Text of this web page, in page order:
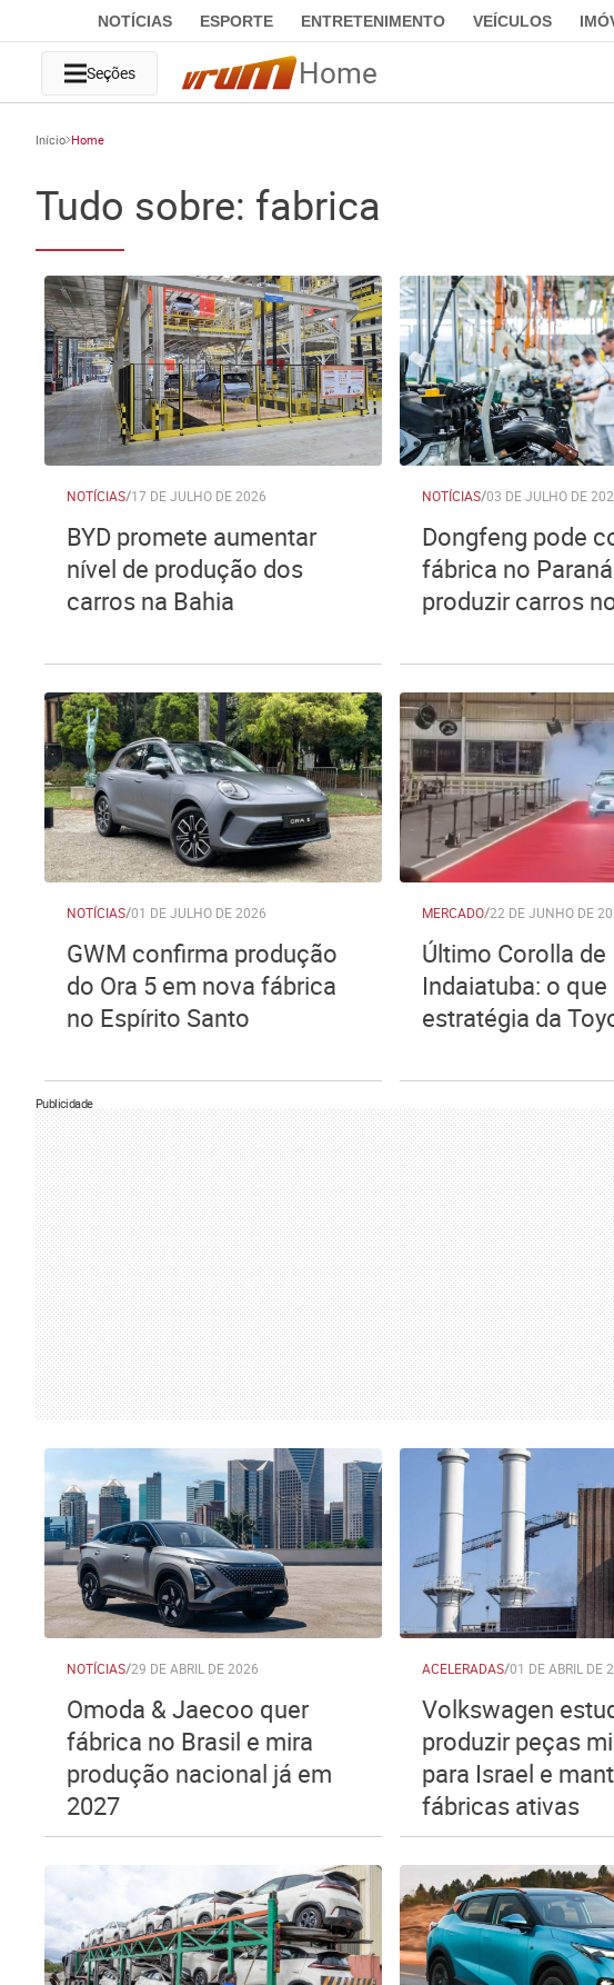
NOTÍCIAS ESPORTE ENTRETENIMENTO VEÍCULOS
Seções Home
Início Home
Tudo sobre: fabrica
NOTÍCIAS/17 DE JULHO DE 2026
BYD promete aumentar
nível de produção dos
carros na Bahia
NOTÍCIAS/03 DE JULHO DE
Dongfeng pode
fábrica no
produzir carros
NOTÍCIAS/01 DE JULHO DE 2026
GWM confirma produção
do Ora 5 em nova fábrica
no Espírito Santo
MERCADO/22 DE JUNHO DE
Último Corolla de
Indaiatuba: o
estratégia da
Publicidade
NOTÍCIAS/29 DE ABRIL DE 2026
Omoda & Jaecoo quer
fábrica no Brasil e mira
produção nacional já em
2027
ACELERADAS/01 DE ABRIL DE
Volkswagen
produzir peças
para Israel e
fábricas ativas